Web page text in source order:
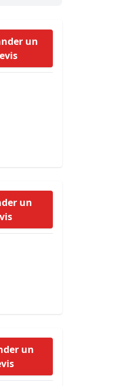
et organiser l'activité de
belles demeures,
un
un
un